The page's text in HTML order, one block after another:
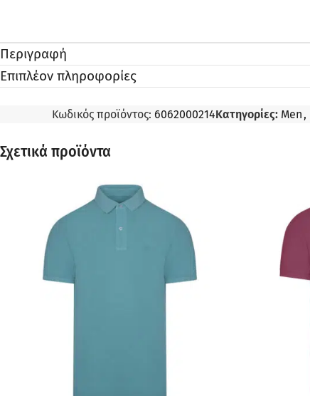
Περιγραφή
Επιπλέον πληροφορίες
Κωδικός προϊόντος: 6062000214Κατηγορίες: Men ,
Σχετικά προϊόντα
ΠΡΟΣΦΟΡΆ ΠΡΟΣΦΟΡΆ